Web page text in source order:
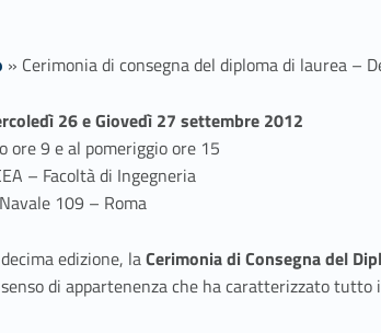
» Cerimonia di consegna del diploma di laurea –
26 e Giovedì 27 settembre 2012
ore 9 e al pomeriggio ore 15
– Facoltà di Ingegneria
109 – Roma
edizione, laCerimonia di Consegna del
di appartenenza che ha caratterizzato